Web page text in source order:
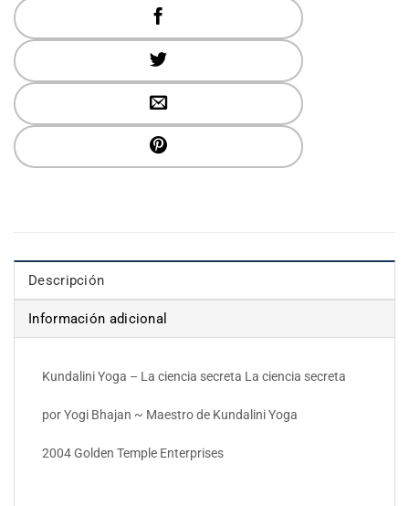
Descripción
Información adicional
Kundalini Yoga – La ciencia secreta La ciencia secreta
por Yogi Bhajan ~ Maestro de Kundalini Yoga
2004 Golden Temple Enterprises